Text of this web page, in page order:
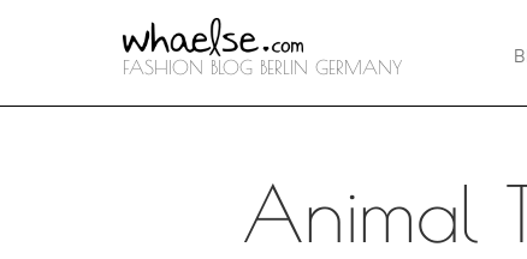
FASHION BLOG BERLIN GERMANY
Animal